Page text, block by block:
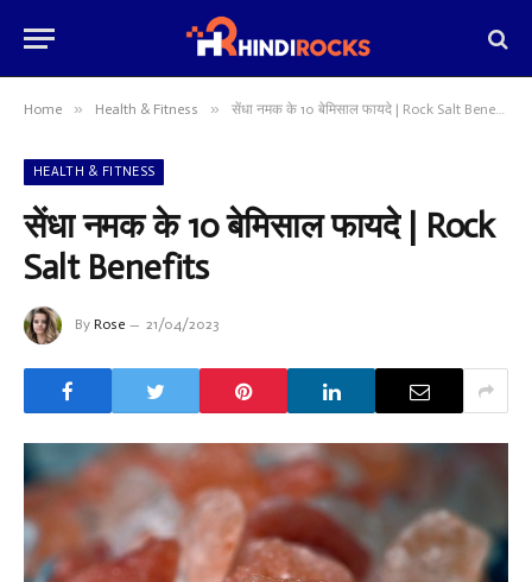
Home » Health & Fitness » सेंधा नमक के 10 बेमिसाल फायदे | Rock Salt Benefits
HEALTH & FITNESS
सेंधा नमक के 10 बेमिसाल फायदे | Rock
Salt Benefits
By Rose 21/04/2023